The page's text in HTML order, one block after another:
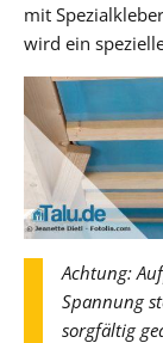
mit
wird ein
Achtung:
Spannung
sorgfältig